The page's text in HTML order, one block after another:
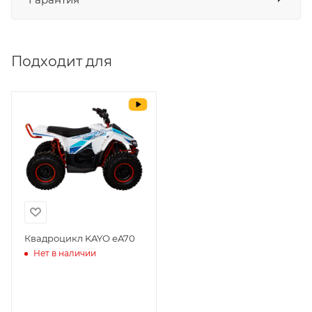
Уважаемые пользователи, в настоящем
которыми необходимо ознакомиться
покупателю, в случае приобретения
товара в нашем салоне. Здесь
размещены общие сведения по
решению возможных гарантийных
случаев и образцы необходимых для
гарантийные обязательства на
приобретаемую технику подробно
Подходит для
Квадроцикл KAYO еA70
Нет в наличии